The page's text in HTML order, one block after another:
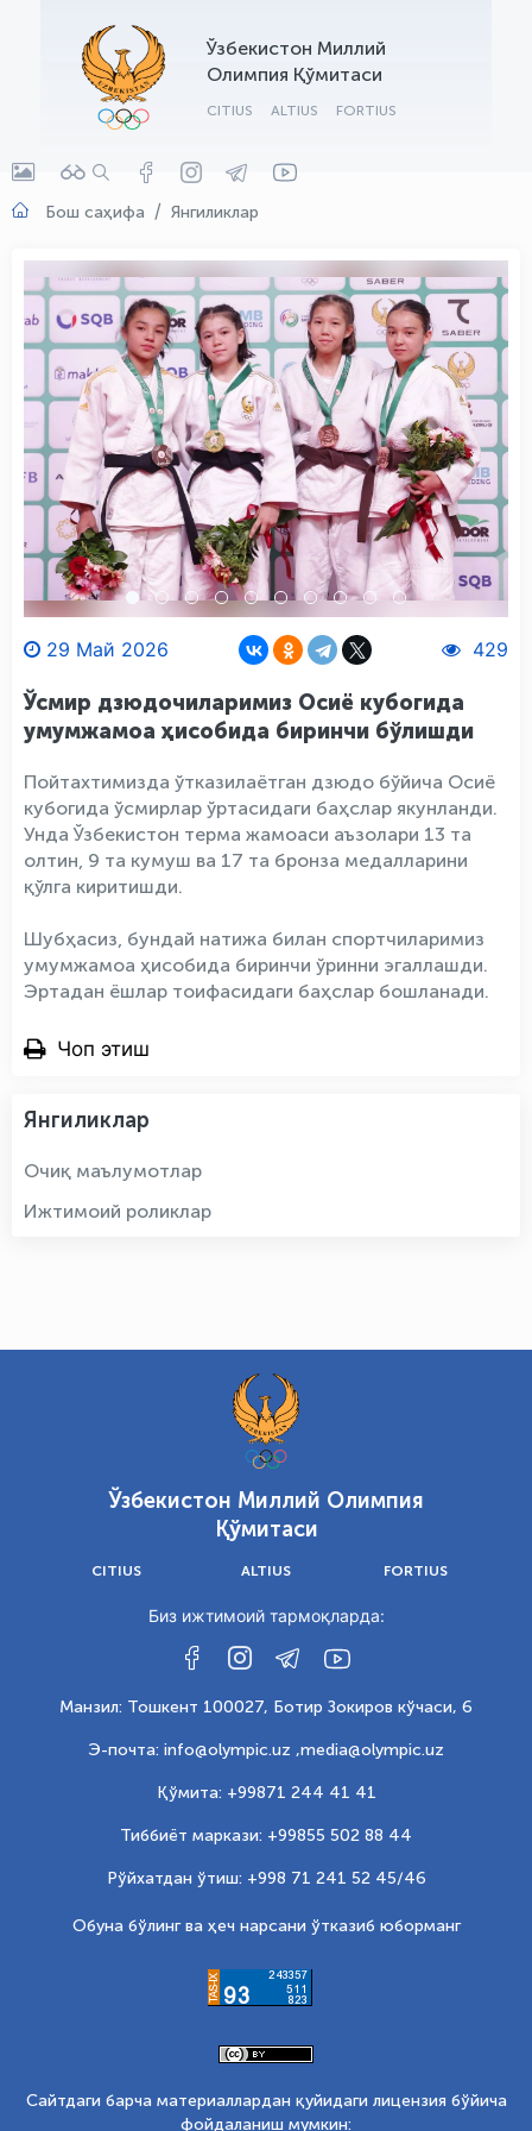
Ўзбекистон Миллий
Олимпия Қўмитаси
CITIUS ALTIUS FORTIUS
Бош саҳифа Янгиликлар
29 Май 2026 429
Ўсмир дзюдочиларимиз Осиё кубогида
умумжамоа ҳисобида биринчи бўлишди
Пойтахтимизда ўтказилаётган дзюдо бўйича Осиё
кубогида ўсмирлар ўртасидаги баҳслар якунланди.
Унда Ўзбекистон терма жамоаси аъзолари 13 та
олтин, 9 та кумуш ва 17 та бронза медалларини
қўлга киритишди.
Шубҳасиз, бундай натижа билан спортчиларимиз
умумжамоа ҳисобида биринчи ўринни эгаллашди.
Эртадан ёшлар тоифасидаги баҳслар бошланади.
Чоп этиш
Янгиликлар
Очиқ маълумотлар
Ижтимоий роликлар
Ўзбекистон Миллий Олимпия
Қўмитаси
CITIUS ALTIUS FORTIUS
Биз ижтимоий тармоқларда:
Манзил: Тошкент 100027, Ботир Зокиров кўчаси, 6
Э-почта: info@olympic.uz ,media@olympic.uz
Қўмита: +99871 244 41 41
Тиббиёт маркази: +99855 502 88 44
Рўйхатдан ўтиш: +998 71 241 52 45/46
Обуна бўлинг ва ҳеч нарсани ўтказиб юборманг
Сайтдаги барча материаллардан қуйидаги лицензия бўйича
фойдаланиш мумкин:
OLYMPCHIK AI - yordamchi
Онлайн · olympic.uz